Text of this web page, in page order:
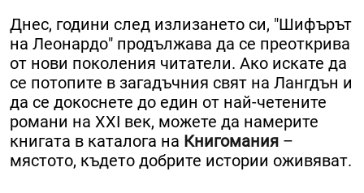
Днес, години след излизането си, "Шифърът
на Леонардо" продължава да се преоткрива
от нови поколения читатели. Ако искате да
се потопите в загадъчния свят на Лангдън и
да се докоснете до един от най-четените
романи на XXI век, можете да намерите
книгата в каталога на Книгомания –
мястото, където добрите истории оживяват.